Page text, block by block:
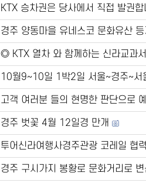
KTX 승차권은 당사에서 직접 발권합
경주 양동마을 유네스코 문화유산 등
◎ KTX 열차 와 함께하는 신라교과
10월9~10일 1박2일 서울~경주~서
고객 여러분 들의 현명한 판단으로
경주 벗꽃 4월 12일경 만개
투어신라여행사경주관광 코레일 협
경주 구시가지 봉황로 문화거리로